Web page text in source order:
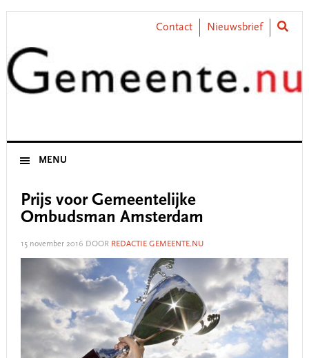
Skip
primary
navigation
Skip
content
Skip
primary
sidebar
Skip
footer
Contact Nieuwsbrief
MENU
Prijs voor Gemeentelijke
Ombudsman Amsterdam
15 november 2016 DOOR REDACTIE GEMEENTE.NU